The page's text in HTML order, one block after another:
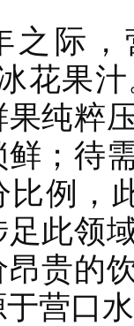
之际
花果
果纯粹
；待
比例，
足此领
昂贵的
营口